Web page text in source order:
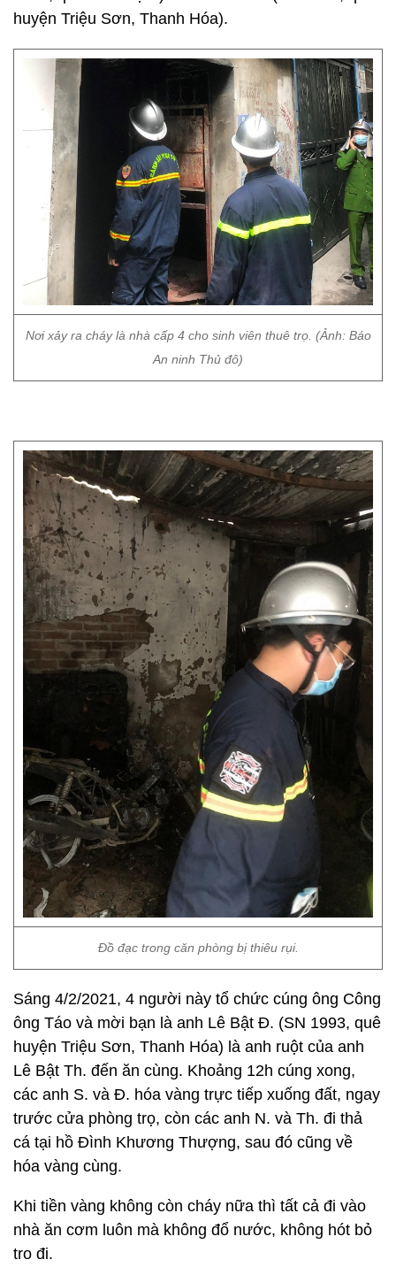
huyện Triệu Sơn, Thanh Hóa).
Nơi xảy ra cháy là nhà cấp 4 cho sinh viên thuê trọ. (Ảnh: Báo
An ninh Thủ đô)
Đồ đạc trong căn phòng bị thiêu rụi.
Sáng 4/2/2021, 4 người này tổ chức cúng ông Công
ông Táo và mời bạn là anh Lê Bật Đ. (SN 1993, quê
huyện Triệu Sơn, Thanh Hóa) là anh ruột của anh
Lê Bật Th. đến ăn cùng. Khoảng 12h cúng xong,
các anh S. và Đ. hóa vàng trực tiếp xuống đất, ngay
trước cửa phòng trọ, còn các anh N. và Th. đi thả
cá tại hồ Đình Khương Thượng, sau đó cũng về
hóa vàng cùng.
Khi tiền vàng không còn cháy nữa thì tất cả đi vào
nhà ăn cơm luôn mà không đổ nước, không hót bỏ
tro đi.